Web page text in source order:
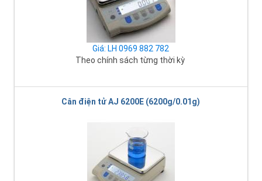
Giá: LH 0969 882 782
Theo chính sách từng thời kỳ
Cân điện tử AJ 6200E (6200g/0.01g)